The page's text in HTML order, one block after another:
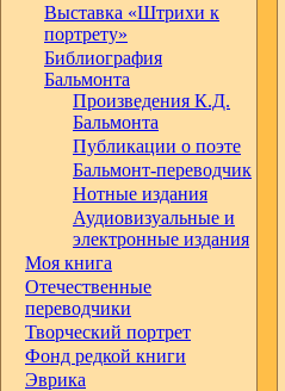
Выставка «Штрихи к
портрету»
Библиография
Бальмонта
Произведения К.Д.
Бальмонта
Публикации о поэте
Бальмонт-переводчик
Нотные издания
Аудиовизуальные и
электронные издания
Моя книга
Отечественные
переводчики
Творческий портрет
Фонд редкой книги
Эврика